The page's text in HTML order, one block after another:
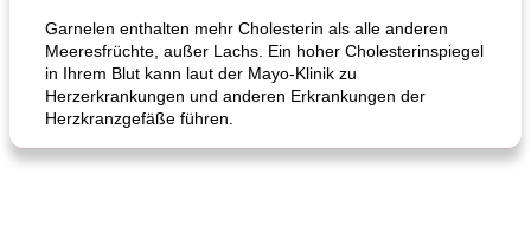
Garnelen enthalten mehr Cholesterin als alle anderen
Meeresfrüchte, außer Lachs. Ein hoher Cholesterinspiegel
in Ihrem Blut kann laut der Mayo-Klinik zu
Herzerkrankungen und anderen Erkrankungen der
Herzkranzgefäße führen.